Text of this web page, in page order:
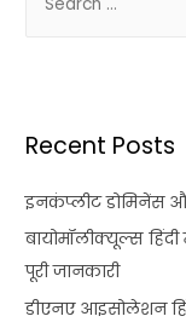
Recent Posts
इनकंप्लीट डोमिनेंस
बायोमॉलीक्यूल्स
पूरी जानकारी
डीएनए आइसोलेशन